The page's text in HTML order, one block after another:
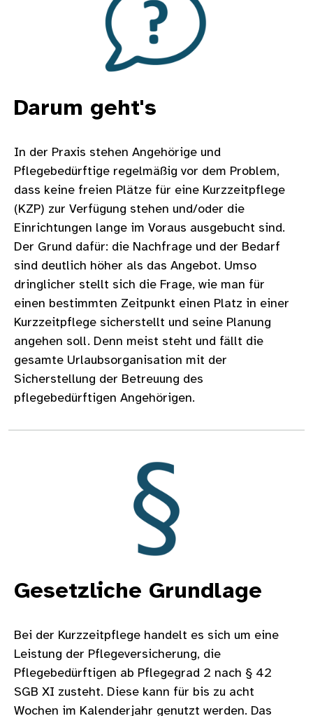
Darum geht's
In der Praxis stehen Angehörige und
Pflegebedürftige regelmäßig vor dem Problem,
dass keine freien Plätze für eine Kurzzeitpflege
(KZP) zur Verfügung stehen und/oder die
Einrichtungen lange im Voraus ausgebucht sind.
Der Grund dafür: die Nachfrage und der Bedarf
sind deutlich höher als das Angebot. Umso
dringlicher stellt sich die Frage, wie man für
einen bestimmten Zeitpunkt einen Platz in einer
Kurzzeitpflege sicherstellt und seine Planung
angehen soll. Denn meist steht und fällt die
gesamte Urlaubsorganisation mit der
Sicherstellung der Betreuung des
pflegebedürftigen Angehörigen.
Gesetzliche Grundlage
Bei der Kurzzeitpflege handelt es sich um eine
Leistung der Pflegeversicherung, die
Pflegebedürftigen ab Pflegegrad 2 nach § 42
SGB XI zusteht. Diese kann für bis zu acht
Wochen im Kalenderjahr genutzt werden. Das